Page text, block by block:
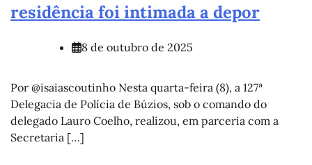
residência foi intimada a depor
8 de outubro de 2025
Por @isaiascoutinho Nesta quarta-feira (8), a 127ª
Delegacia de Polícia de Búzios, sob o comando do
delegado Lauro Coelho, realizou, em parceria com a
Secretaria […]